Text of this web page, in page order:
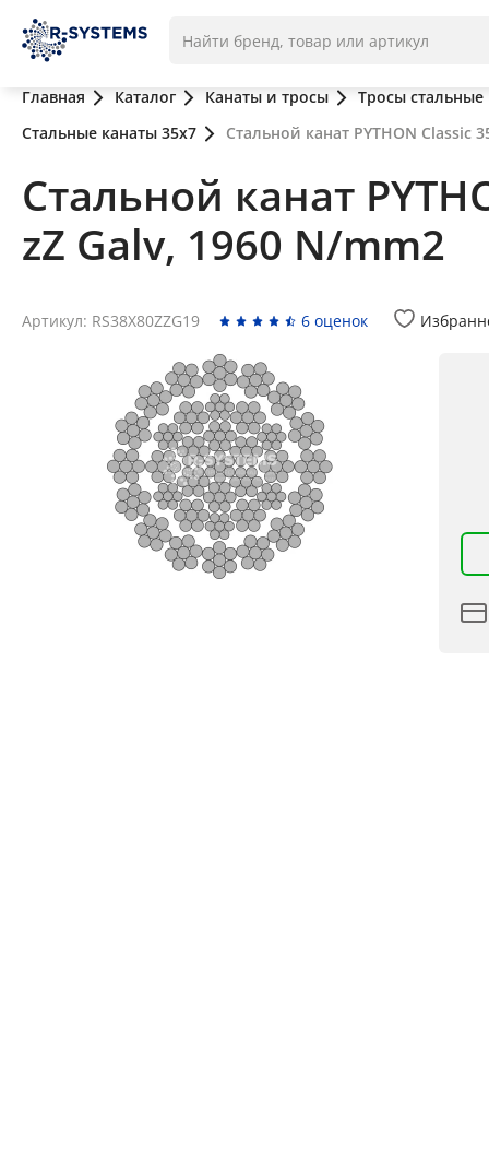
Главная Каталог Канаты и тросы
Тросы стальные
Стальные канаты 35x7
Стальной канат PYTHON Classic
Стальной канат
zZ Galv, 1960 N/mm2
Артикул: RS38X80ZZG19 6 оценок